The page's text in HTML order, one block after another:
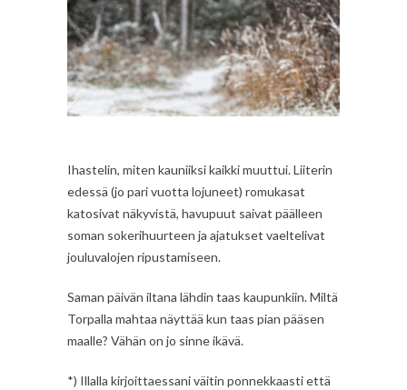
Ihastelin, miten kauniiksi kaikki muuttui. Liiterin
edessä (jo pari vuotta lojuneet) romukasat
katosivat näkyvistä, havupuut saivat päälleen
soman sokerihuurteen ja ajatukset vaeltelivat
jouluvalojen ripustamiseen.
Saman päivän iltana lähdin taas kaupunkiin. Miltä
Torpalla mahtaa näyttää kun taas pian pääsen
maalle? Vähän on jo sinne ikävä.
*) Illalla kirjoittaessani väitin ponnekkaasti että